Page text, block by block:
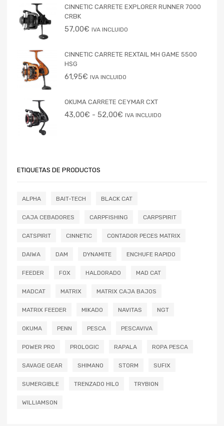
CINNETIC CARRETE EXPLORER RUNNER 7000
CRBK
57,00€ IVA INCLUIDO
CINNETIC CARRETE REXTAIL MH GAME 5500
HSG
61,95€ IVA INCLUIDO
OKUMA CARRETE CEYMAR CXT
43,00€ - 52,00€ IVA INCLUIDO
ETIQUETAS DE PRODUCTOS
ALPHA BAIT-TECH BLACK CAT
CAJA CEBADORES CARPFISHING CARPSPIRIT
CATSPIRIT CINNETIC CONTADOR PECES MATRIX
DAIWA DAM DYNAMITE ENCHUFE RAPIDO
FEEDER FOX HALDORADO MAD CAT
MADCAT MATRIX MATRIX CAJA BAJOS
MATRIX FEEDER MIKADO NAVITAS NGT
OKUMA PENN PESCA PESCAVIVA
POWER PRO PROLOGIC RAPALA ROPA PESCA
SAVAGE GEAR SHIMANO STORM SUFIX
SUMERGIBLE TRENZADO HILO TRYBION
WILLIAMSON